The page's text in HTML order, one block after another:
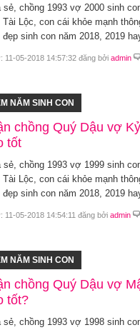
sẻ, chồng 1993 vợ 2000 sinh
Tài Lộc, con cái khỏe mạnh
đẹp sinh con năm 2018, 2019
11-05-2018 14:57:32 đăng bởi admin
NĂM SINH CON
chồng Quý Dậu vợ
tốt
sẻ, chồng 1993 vợ 1999 sinh
Tài Lộc, con cái khỏe mạnh
đẹp sinh con năm 2018, 2019
11-05-2018 14:54:11 đăng bởi admin
NĂM SINH CON
chồng Quý Dậu vợ
tốt?
sẻ, chồng 1993 vợ 1998 sinh